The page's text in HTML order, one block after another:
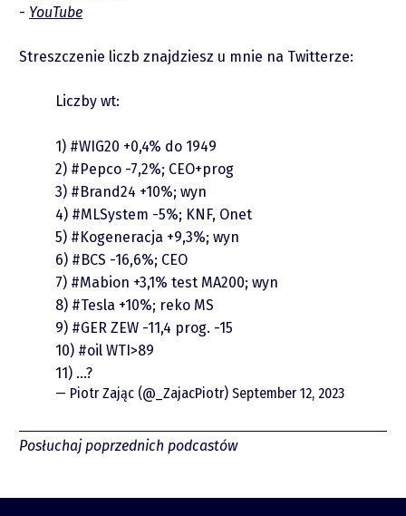
Raporty
Podcasty
Video
piotrek.zajac@pm.me
Twitter
YouTube
LinkedIn
YouTube
Streszczenie liczb znajdziesz u mnie na Twitterze:
Liczby wt:
1) #WIG20 +0,4% do 1949
2) #Pepco -7,2%; CEO+prog
3) #Brand24 +10%; wyn
4) #MLSystem -5%; KNF, Onet
5) #Kogeneracja +9,3%; wyn
6) #BCS -16,6%; CEO
7) #Mabion +3,1% test MA200; wyn
8) #Tesla +10%; reko MS
9) #GER ZEW -11,4 prog. -15
10) #oil WTI>89
11) …?
— Piotr Zając (@_ZajacPiotr) September 12, 2023
Posłuchaj poprzednich podcastów